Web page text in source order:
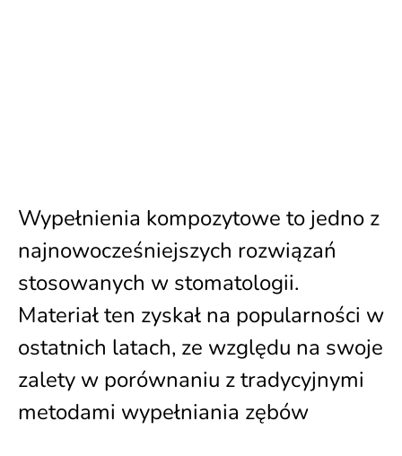
Wypełnienia kompozytowe to jedno z
najnowocześniejszych rozwiązań
stosowanych w stomatologii.
Materiał ten zyskał na popularności w
ostatnich latach, ze względu na swoje
zalety w porównaniu z tradycyjnymi
metodami wypełniania zębów